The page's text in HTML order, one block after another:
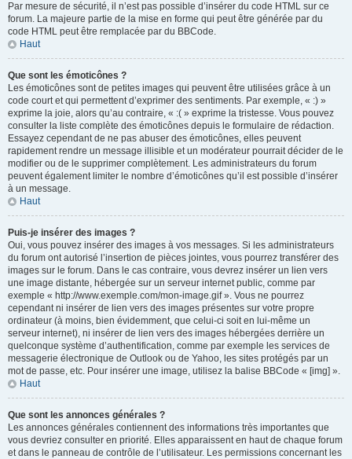
Par mesure de sécurité, il n’est pas possible d’insérer du code HTML sur ce
forum. La majeure partie de la mise en forme qui peut être générée par du
code HTML peut être remplacée par du BBCode.
Haut
Que sont les émoticônes ?
Les émoticônes sont de petites images qui peuvent être utilisées grâce à un
code court et qui permettent d’exprimer des sentiments. Par exemple, « :) »
exprime la joie, alors qu’au contraire, « :( » exprime la tristesse. Vous pouvez
consulter la liste complète des émoticônes depuis le formulaire de rédaction.
Essayez cependant de ne pas abuser des émoticônes, elles peuvent
rapidement rendre un message illisible et un modérateur pourrait décider de le
modifier ou de le supprimer complètement. Les administrateurs du forum
peuvent également limiter le nombre d’émoticônes qu’il est possible d’insérer
à un message.
Haut
Puis-je insérer des images ?
Oui, vous pouvez insérer des images à vos messages. Si les administrateurs
du forum ont autorisé l’insertion de pièces jointes, vous pourrez transférer des
images sur le forum. Dans le cas contraire, vous devrez insérer un lien vers
une image distante, hébergée sur un serveur internet public, comme par
exemple « http://www.exemple.com/mon-image.gif ». Vous ne pourrez
cependant ni insérer de lien vers des images présentes sur votre propre
ordinateur (à moins, bien évidemment, que celui-ci soit en lui-même un
serveur internet), ni insérer de lien vers des images hébergées derrière un
quelconque système d’authentification, comme par exemple les services de
messagerie électronique de Outlook ou de Yahoo, les sites protégés par un
mot de passe, etc. Pour insérer une image, utilisez la balise BBCode « [img] ».
Haut
Que sont les annonces générales ?
Les annonces générales contiennent des informations très importantes que
vous devriez consulter en priorité. Elles apparaissent en haut de chaque forum
et dans le panneau de contrôle de l’utilisateur. Les permissions concernant les